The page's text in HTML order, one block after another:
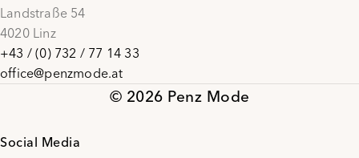
Landstraße 54
4020 Linz
+43 / (0) 732 / 77 14 33
office@penzmode.at
© 2026 Penz Mode
Social Media